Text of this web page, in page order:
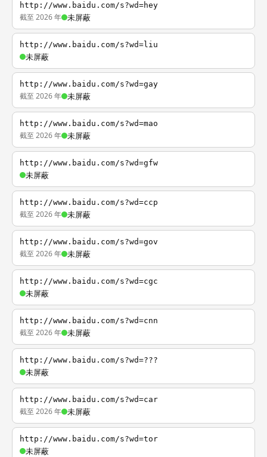
http://www.baidu.com/s?wd=hey
截至 2026 年 未屏蔽
http://www.baidu.com/s?wd=liu
未屏蔽
http://www.baidu.com/s?wd=gay
截至 2026 年 未屏蔽
http://www.baidu.com/s?wd=mao
截至 2026 年 未屏蔽
http://www.baidu.com/s?wd=gfw
未屏蔽
http://www.baidu.com/s?wd=ccp
截至 2026 年 未屏蔽
http://www.baidu.com/s?wd=gov
截至 2026 年 未屏蔽
http://www.baidu.com/s?wd=cgc
未屏蔽
http://www.baidu.com/s?wd=cnn
截至 2026 年 未屏蔽
http://www.baidu.com/s?wd=???
未屏蔽
http://www.baidu.com/s?wd=car
截至 2026 年 未屏蔽
http://www.baidu.com/s?wd=tor
未屏蔽